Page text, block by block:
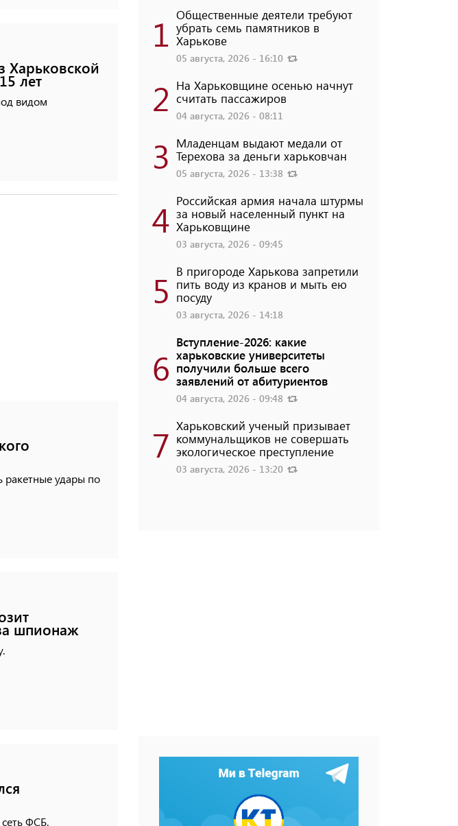
Харьковской
лет
видом
удары по
шпионаж
ФСБ.
1 Общественные деятели требуют
убрать семь памятников в
Харькове
05 августа, 2026 - 16:10
2 На Харьковщине осенью начнут
считать пассажиров
04 августа, 2026 - 08:11
3 Младенцам выдают медали от
Терехова за деньги харьковчан
05 августа, 2026 - 13:38
4 Российская армия начала штурмы
за новый населенный пункт на
Харьковщине
03 августа, 2026 - 09:45
5 В пригороде Харькова запретили
пить воду из кранов и мыть ею
посуду
03 августа, 2026 - 14:18
6
Вступление-2026: какие
харьковские университеты
получили больше всего
заявлений от абитуриентов
04 августа, 2026 - 09:48
7 Харьковский ученый призывает
коммунальщиков не совершать
экологическое преступление
03 августа, 2026 - 13:20